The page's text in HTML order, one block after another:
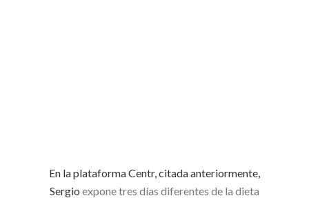
En la plataforma Centr, citada anteriormente,
Sergio expone tres días diferentes de la dieta